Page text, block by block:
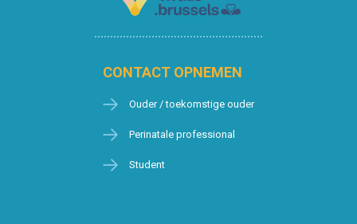
CONTACT OPNEMEN
Ouder / toekomstige ouder
Perinatale professional
Student